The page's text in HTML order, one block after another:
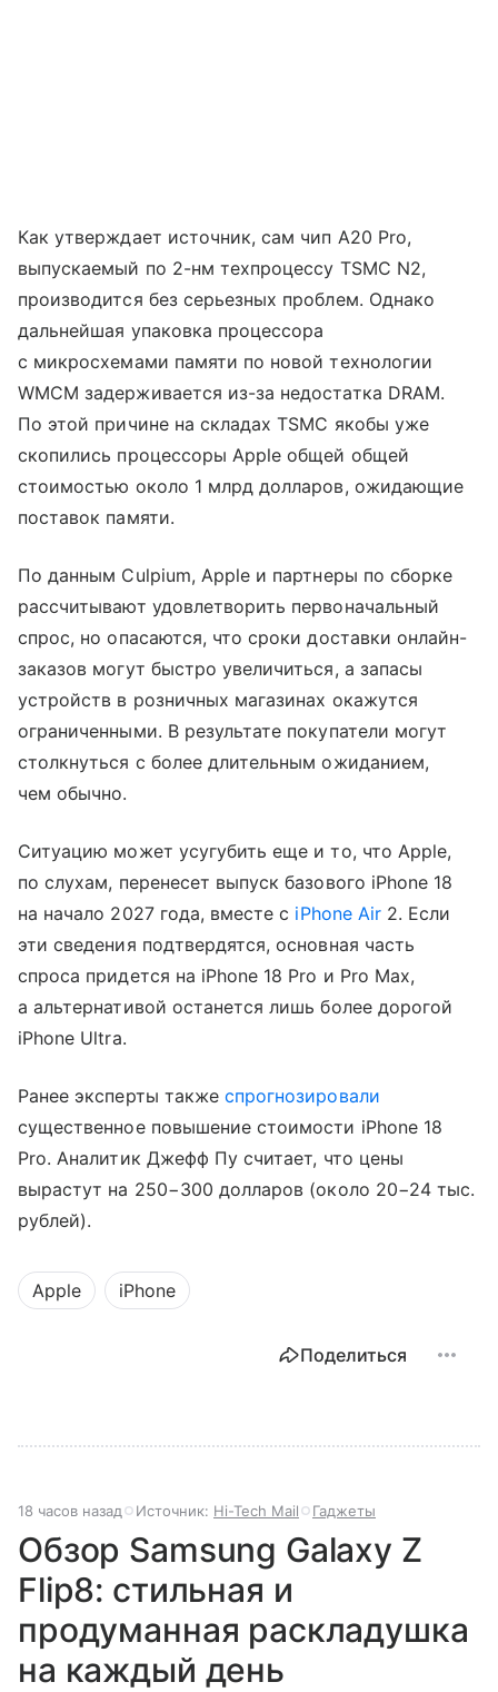
Как утверждает источник, сам чип A20 Pro,
выпускаемый по 2-нм техпроцессу TSMC N2,
производится без серьезных проблем. Однако
дальнейшая упаковка процессора
с микросхемами памяти по новой технологии
WMCM задерживается из-за недостатка DRAM.
По этой причине на складах TSMC якобы уже
скопились процессоры Apple общей общей
стоимостью около 1 млрд долларов, ожидающие
поставок памяти.
По данным Culpium, Apple и партнеры по сборке
рассчитывают удовлетворить первоначальный
спрос, но опасаются, что сроки доставки онлайн-
заказов могут быстро увеличиться, а запасы
устройств в розничных магазинах окажутся
ограниченными. В результате покупатели могут
столкнуться с более длительным ожиданием,
чем обычно.
Ситуацию может усугубить еще и то, что Apple,
по слухам, перенесет выпуск базового iPhone 18
на начало 2027 года, вместе с iPhone Air2. Если
эти сведения подтвердятся, основная часть
спроса придется на iPhone 18 Pro и Pro Max,
а альтернативой останется лишь более дорогой
iPhone Ultra.
Ранее эксперты такжеспрогнозировали
существенное повышение стоимости iPhone 18
Pro. Аналитик Джефф Пу считает, что цены
вырастут на 250−300 долларов (около 20−24 тыс.
рублей).
Apple iPhone
Поделиться
18 часов назад Источник: Hi-Tech Mail Гаджеты
Обзор Samsung Galaxy Z
Flip8: стильная и
продуманная раскладушка
на каждый день